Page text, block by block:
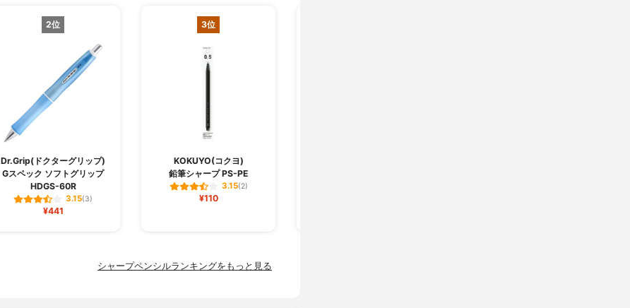
2位
Dr.Grip(ドクターグリップ)
Gスペック ソフトグリップ
HDGS-60R
3.15(3)
¥441
3位
KOKUYO(コクヨ)
鉛筆シャープ PS-PE
3.15(2)
¥110
シャープペンシルランキングをもっと見る